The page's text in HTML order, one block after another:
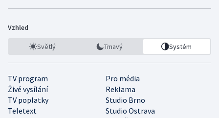
Vzhled
Světlý Tmavý Systém
TV program
Pro média
Živé vysílání
Reklama
TV poplatky
Studio Brno
Teletext
Studio Ostrava